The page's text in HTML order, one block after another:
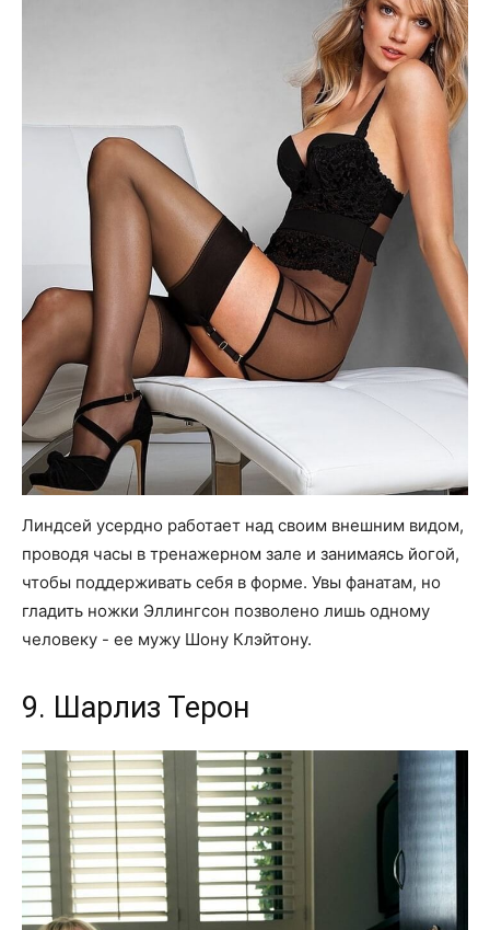
Линдсей усердно работает над своим внешним видом,
проводя часы в тренажерном зале и занимаясь йогой,
чтобы поддерживать себя в форме. Увы фанатам, но
гладить ножки Эллингсон позволено лишь одному
человеку - ее мужу Шону Клэйтону.
9. Шарлиз Терон